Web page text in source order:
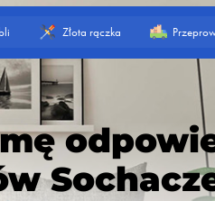
Złota rączka